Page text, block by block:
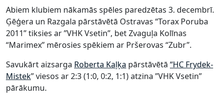
Abiem klubiem nākamās spēles paredzētas 3. decembrī.
Ģēģera un Razgala pārstāvētā Ostravas “Torax Poruba
2011” tiksies ar ”VHK Vsetin”, bet Zvaguļa Kolīnas
“Marimex” mērosies spēkiem ar Pršerovas “Zubr”.
Savukārt aizsarga Roberta Kaļķa pārstāvētā “HC Frydek-
Mistek” viesos ar 2:3 (1:0, 0:2, 1:1) atzina ”VHK Vsetin”
pārākumu.